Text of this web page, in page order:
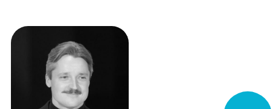
Mana programma